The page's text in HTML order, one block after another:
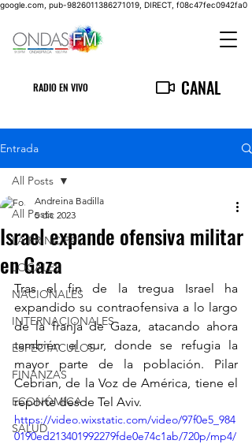
google.com, pub-9826011386271019, DIRECT, f08c47fec0942fa0
RADIO EN VIVO CANAL
Entrada
All Posts
LA PRINCIPAL
LOCALES
NACIONALES
INTERNACIONALES
ESPECTACULOS
FINANZAS
ECONÓMICA
SALUD
All Posts
Israel expande ofensiva militar
en Gaza
Andreina Badilla
5 dic 2023
Tras el fin de la tregua Israel ha
expandido su contraofensiva a lo largo
de la franja de Gaza, atacando ahora
también el sur, donde se refugia la
mayor parte de la población. Pilar
Cebrian, de la Voz de América, tiene el
reporte desde Tel Aviv.
https://video.wixstatic.com/video/97f0e5_984
0190ed213401992279fde0e74c1ab/720p/mp4/